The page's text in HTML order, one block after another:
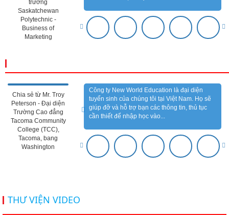
trường
Saskatchewan
Polytechnic -
Business of
Marketing
Chia sẻ từ Mr. Troy
Peterson - Đại diện
Trường Cao đẳng
Tacoma Community
College (TCC),
Tacoma, bang
Washington
Công ty New World Education là đại diện
tuyển sinh của chúng tôi tại Việt Nam. Họ sẽ
giúp đỡ và hỗ trợ bạn các thông tin, thủ tục
cần thiết để nhập học vào...
THƯ VIỆN VIDEO